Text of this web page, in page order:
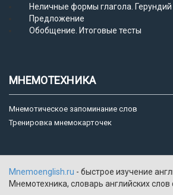
Неличные формы глагола. Герундий
Предложение
Обобщение. Итоговые тесты
МНЕМОТЕХНИКА
Мнемотическое запоминание слов
Тренировка мнемокарточек
Mnemoenglish.ru - быстрое изучение
Мнемотехника, словарь английских слов